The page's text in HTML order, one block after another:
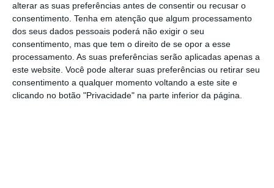
alterar as suas preferências antes de consentir ou recusar o
consentimento. Tenha em atenção que algum processamento
dos seus dados pessoais poderá não exigir o seu
consentimento, mas que tem o direito de se opor a esse
processamento. As suas preferências serão aplicadas apenas a
este website. Você pode alterar suas preferências ou retirar seu
consentimento a qualquer momento voltando a este site e
clicando no botão "Privacidade" na parte inferior da página.